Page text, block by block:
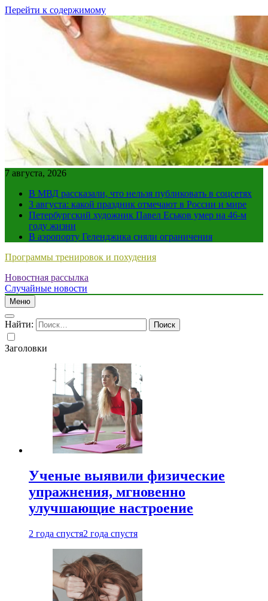
Перейти к содержимому
7 августа, 2026
В МВД рассказали, что нельзя публиковать в соцсетях
3 августа: какой праздник отмечают в России и мире
Петербургский художник Павел Еськов умер на 46-м
году жизни
В аэропорту Геленджика сняли ограничения
Программы тренировок и похудения
Новостная рассылка
Случайные новости
Меню
Найти:
Заголовки
Ученые выявили физические
упражнения, мгновенно
улучшающие настроение
2 года спустя2 года спустя